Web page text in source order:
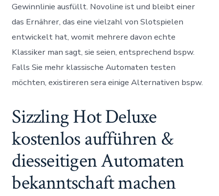
Gewinnlinie ausfüllt. Novoline ist und bleibt einer
das Ernährer, das eine vielzahl von Slotspielen
entwickelt hat, womit mehrere davon echte
Klassiker man sagt, sie seien, entsprechend bspw.
Falls Sie mehr klassische Automaten testen
möchten, existireren sera einige Alternativen bspw.
Sizzling Hot Deluxe
kostenlos aufführen &
diesseitigen Automaten
bekanntschaft machen